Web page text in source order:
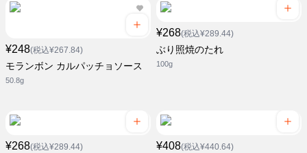
¥248(税込¥267.84)
モランボン カルパッチョソース
50.8g
¥268(税込¥289.44)
ぶり照焼のたれ
100g
¥268(税込¥289.44) ¥408(税込¥440.64)